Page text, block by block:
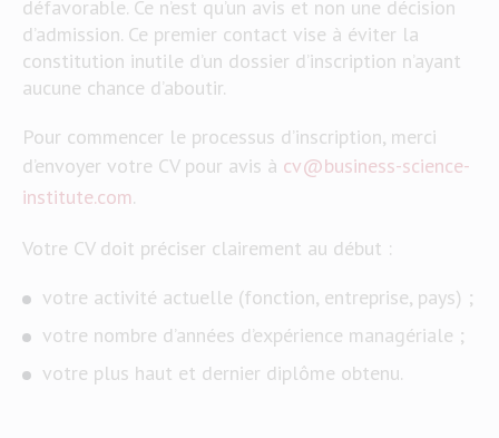
défavorable. Ce n’est qu’un avis et non une décision
d’admission. Ce premier contact vise à éviter la
constitution inutile d’un dossier d’inscription n’ayant
aucune chance d’aboutir.
Pour commencer le processus d’inscription, merci
d’envoyer votre CV pour avis à cv@business-science-
institute.com.
Votre CV doit préciser clairement au début :
votre activité actuelle (fonction, entreprise, pays) ;
votre nombre d’années d’expérience managériale ;
votre plus haut et dernier diplôme obtenu.